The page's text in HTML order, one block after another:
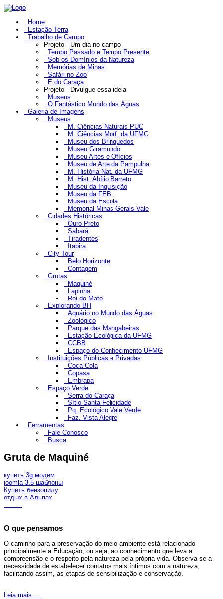
Home
Estação Terra
Trabalho de Campo
Projeto - Um dia no campo
Tempo Passado e Tempo Presente
Sob os Domínios da Natureza
Memórias de Minas
Safári no Zoo
É do Caraça
Projeto - Divulgue essa ideia
Museus
O Fantástico Mundo das Águas
Galeria de Imagens
Museus
M. Ciências Naturais PUC
M. Ciências Morf. da UFMG
Museu dos Brinquedos
Museu Giramundo
Museu Artes e Ofícios
Museu de Arte da Pampulha
M. História Nat. da UFMG
M. Hist. Abílio Barreto
Museu da Inquisição
Museu da FEB
Museu da Escola
Memorial Minas Gerais Vale
Cidades Históricas
Ouro Preto
Sabará
Tiradentes
Itabira
City Tour
Belo Horizonte
Contagem
Grutas
Maquiné
Lapinha
Rei do Mato
Explorando BH
Aquário no Mundo das Águas
Zoológico
Parque das Mangabeiras
Estação Ecológica da UFMG
CCBB
Espaço do Conhecimento UFMG
Instituições Públicas e Privadas
Coca-Cola
Copasa
Embrapa
Espaço Verde
Serra do Caraça
Sítio Santa Felicidade
Pq. Ecológico Vale Verde
Faz. Vista Alegre
Ferramentas
Fale Conosco
Busca
Gruta de Maquiné
купить 3g модем
joomla 3.5 шаблоны
Купить бензопилу
отдых в Альпах
O que pensamos
O caminho para a preservação do meio ambiente está relacionado
principalmente a Educação, ou seja, ao conhecimento que leva a
compreensão e o respeito pela natureza pela própria vida. Observa-se a
necessidade de estabelecer contatos mais íntimos com a natureza,
facilitando assim, as etapas de sensibilização e conservação.
Leia mais...